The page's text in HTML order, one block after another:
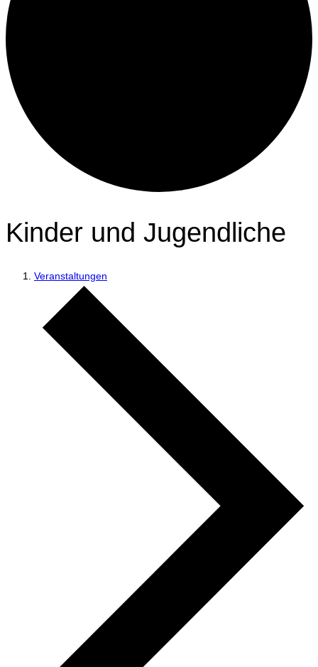
Kinder und Jugendliche
Veranstaltungen